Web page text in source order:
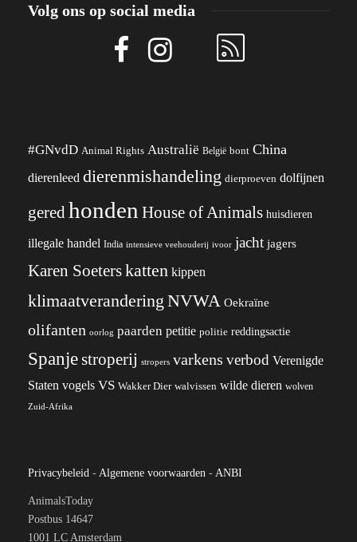
Volg ons op social media
#GNvdD Animal Rights Australië België bont China
dierenleed dierenmishandeling dierproeven dolfijnen
gered honden House of Animals huisdieren
illegale handel India intensieve veehouderij ivoor jacht jagers
Karen Soeterskatten kippen
klimaatverandering NVWA Oekraïne
olifanten oorlog paarden petitie politie reddingsactie
Spanjestroperij stropers varkens verbod Verenigde
Staten vogels VS Wakker Dier walvissen wilde dieren wolven
Zuid-Afrika
Privacybeleid - Algemene voorwaarden - ANBI
AnimalsToday
Postbus 14647
1001 LC Amsterdam